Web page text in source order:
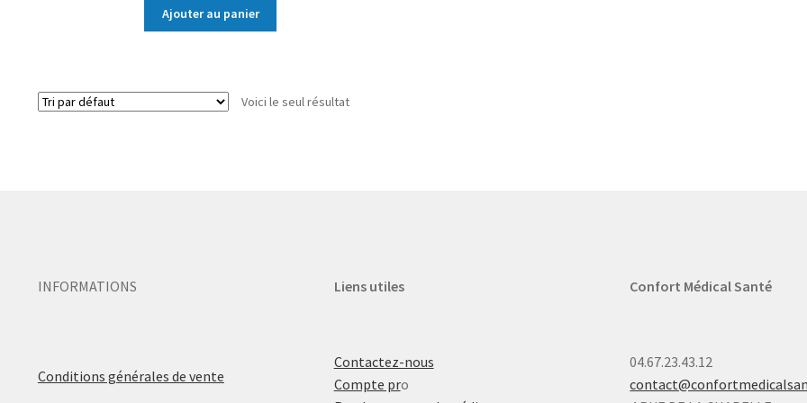
Ajouter au panier
Voici le seul résultat
INFORMATIONS
Conditions générales de vente
Liens utiles
Contactez-nous
Compte pro
Confort Médical Santé
04.67.23.43.12